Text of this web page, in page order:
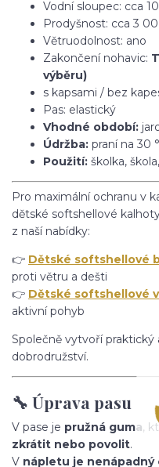
Vodní sloupec: cca
Prodyšnost: cca 3
Větruodolnost: ano
Zakončení nohavic:
výběru)
s kapsami / bez
Pas: elastický
Vhodné období:
Údržba: praní na 30
Použití: školka,
Pro maximální ochranu v
dětské softshellové
z naší nabídky:
👉 Dětské softshellové
proti větru a dešti
👉 Dětské softshellové
aktivní pohyb
Společně vytvoří
dobrodružství.
🔧 Úprava pasu
V pase je pružná guma,
zkrátit nebo povolit.
V nápletu je nenápadný